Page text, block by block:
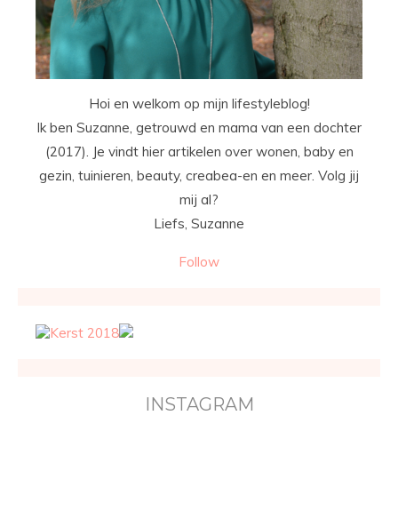
Hoi en welkom op mijn lifestyleblog!
Ik ben Suzanne, getrouwd en mama van een dochter
(2017). Je vindt hier artikelen over wonen, baby en
gezin, tuinieren, beauty, creabea-en en meer. Volg jij
mij al?
Liefs, Suzanne
Follow
INSTAGRAM